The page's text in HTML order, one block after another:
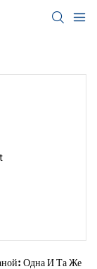
Одна И Та Же